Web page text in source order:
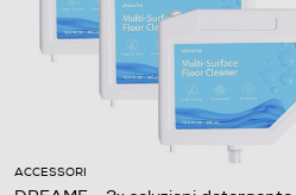
ACCESSORI